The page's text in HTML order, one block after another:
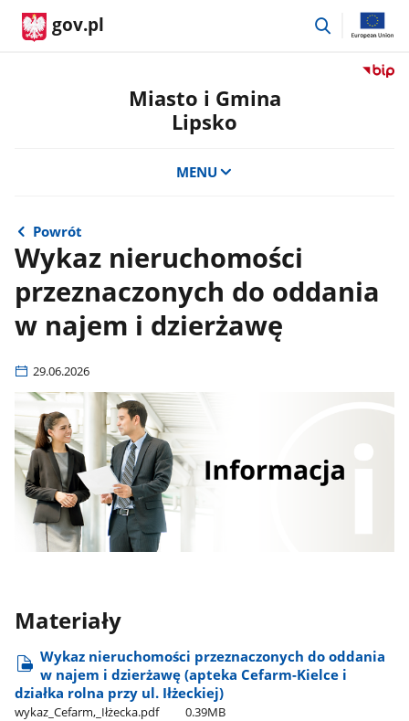
gov.pl
przejdź
Przejdź
Miasto i Gmina
Lipsko
MENU
Powrót
Wykaz nieruchomości
przeznaczonych do oddania
w najem i dzierżawę
29.06.2026
Materiały
Wykaz nieruchomości przeznaczonych do oddania
w najem i dzierżawę (apteka Cefarm-Kielce i
działka rolna przy ul. Iłżeckiej)
wykaz​_Cefarm,​_Iłżecka.pdf 0.39MB